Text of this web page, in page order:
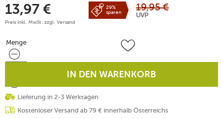
13,97 €
Preis inkl. MwSt. zzgl. Versand
29%
sparen
19,95 €
UVP
Menge
Menge
IN DEN WARENKORB
Lieferung in 2-3 Werktagen
Kostenloser Versand ab 79 € innerhalb Österreichs